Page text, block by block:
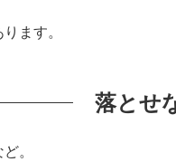
ます。
落とせ
。